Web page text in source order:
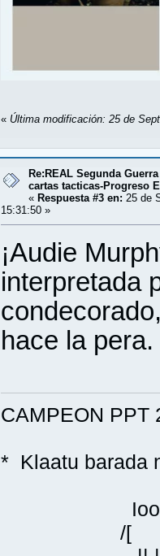
« Última modificación: 25 de
Re:REAL Segunda
cartas tacticas-Progreso
« Respuesta #3 en: 25 de
15:31:50 »
¡Audie
interpretada
hace la pera.
CAMPEON PPT
* Klaatu
/[ ]\